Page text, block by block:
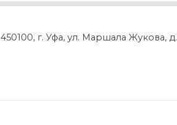
450100, г. Уфа, ул. Маршала Жукова, д.